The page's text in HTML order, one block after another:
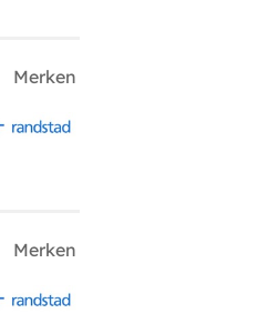
Merken
Merken